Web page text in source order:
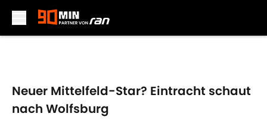
Neuer Mittelfeld-Star? Eintracht schaut
nach Wolfsburg